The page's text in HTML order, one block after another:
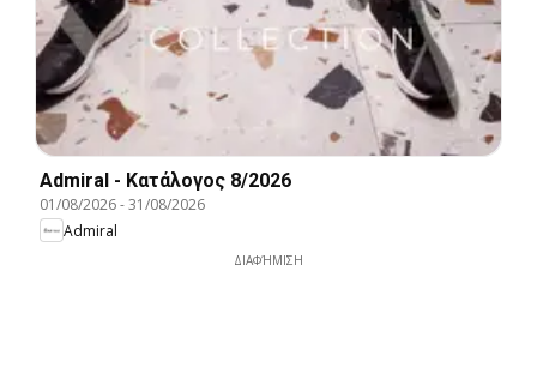
Admiral - Kατάλογος 8/2026
01/08/2026-31/08/2026
Admiral
ΔΙΑΦΉΜΙΣΗ